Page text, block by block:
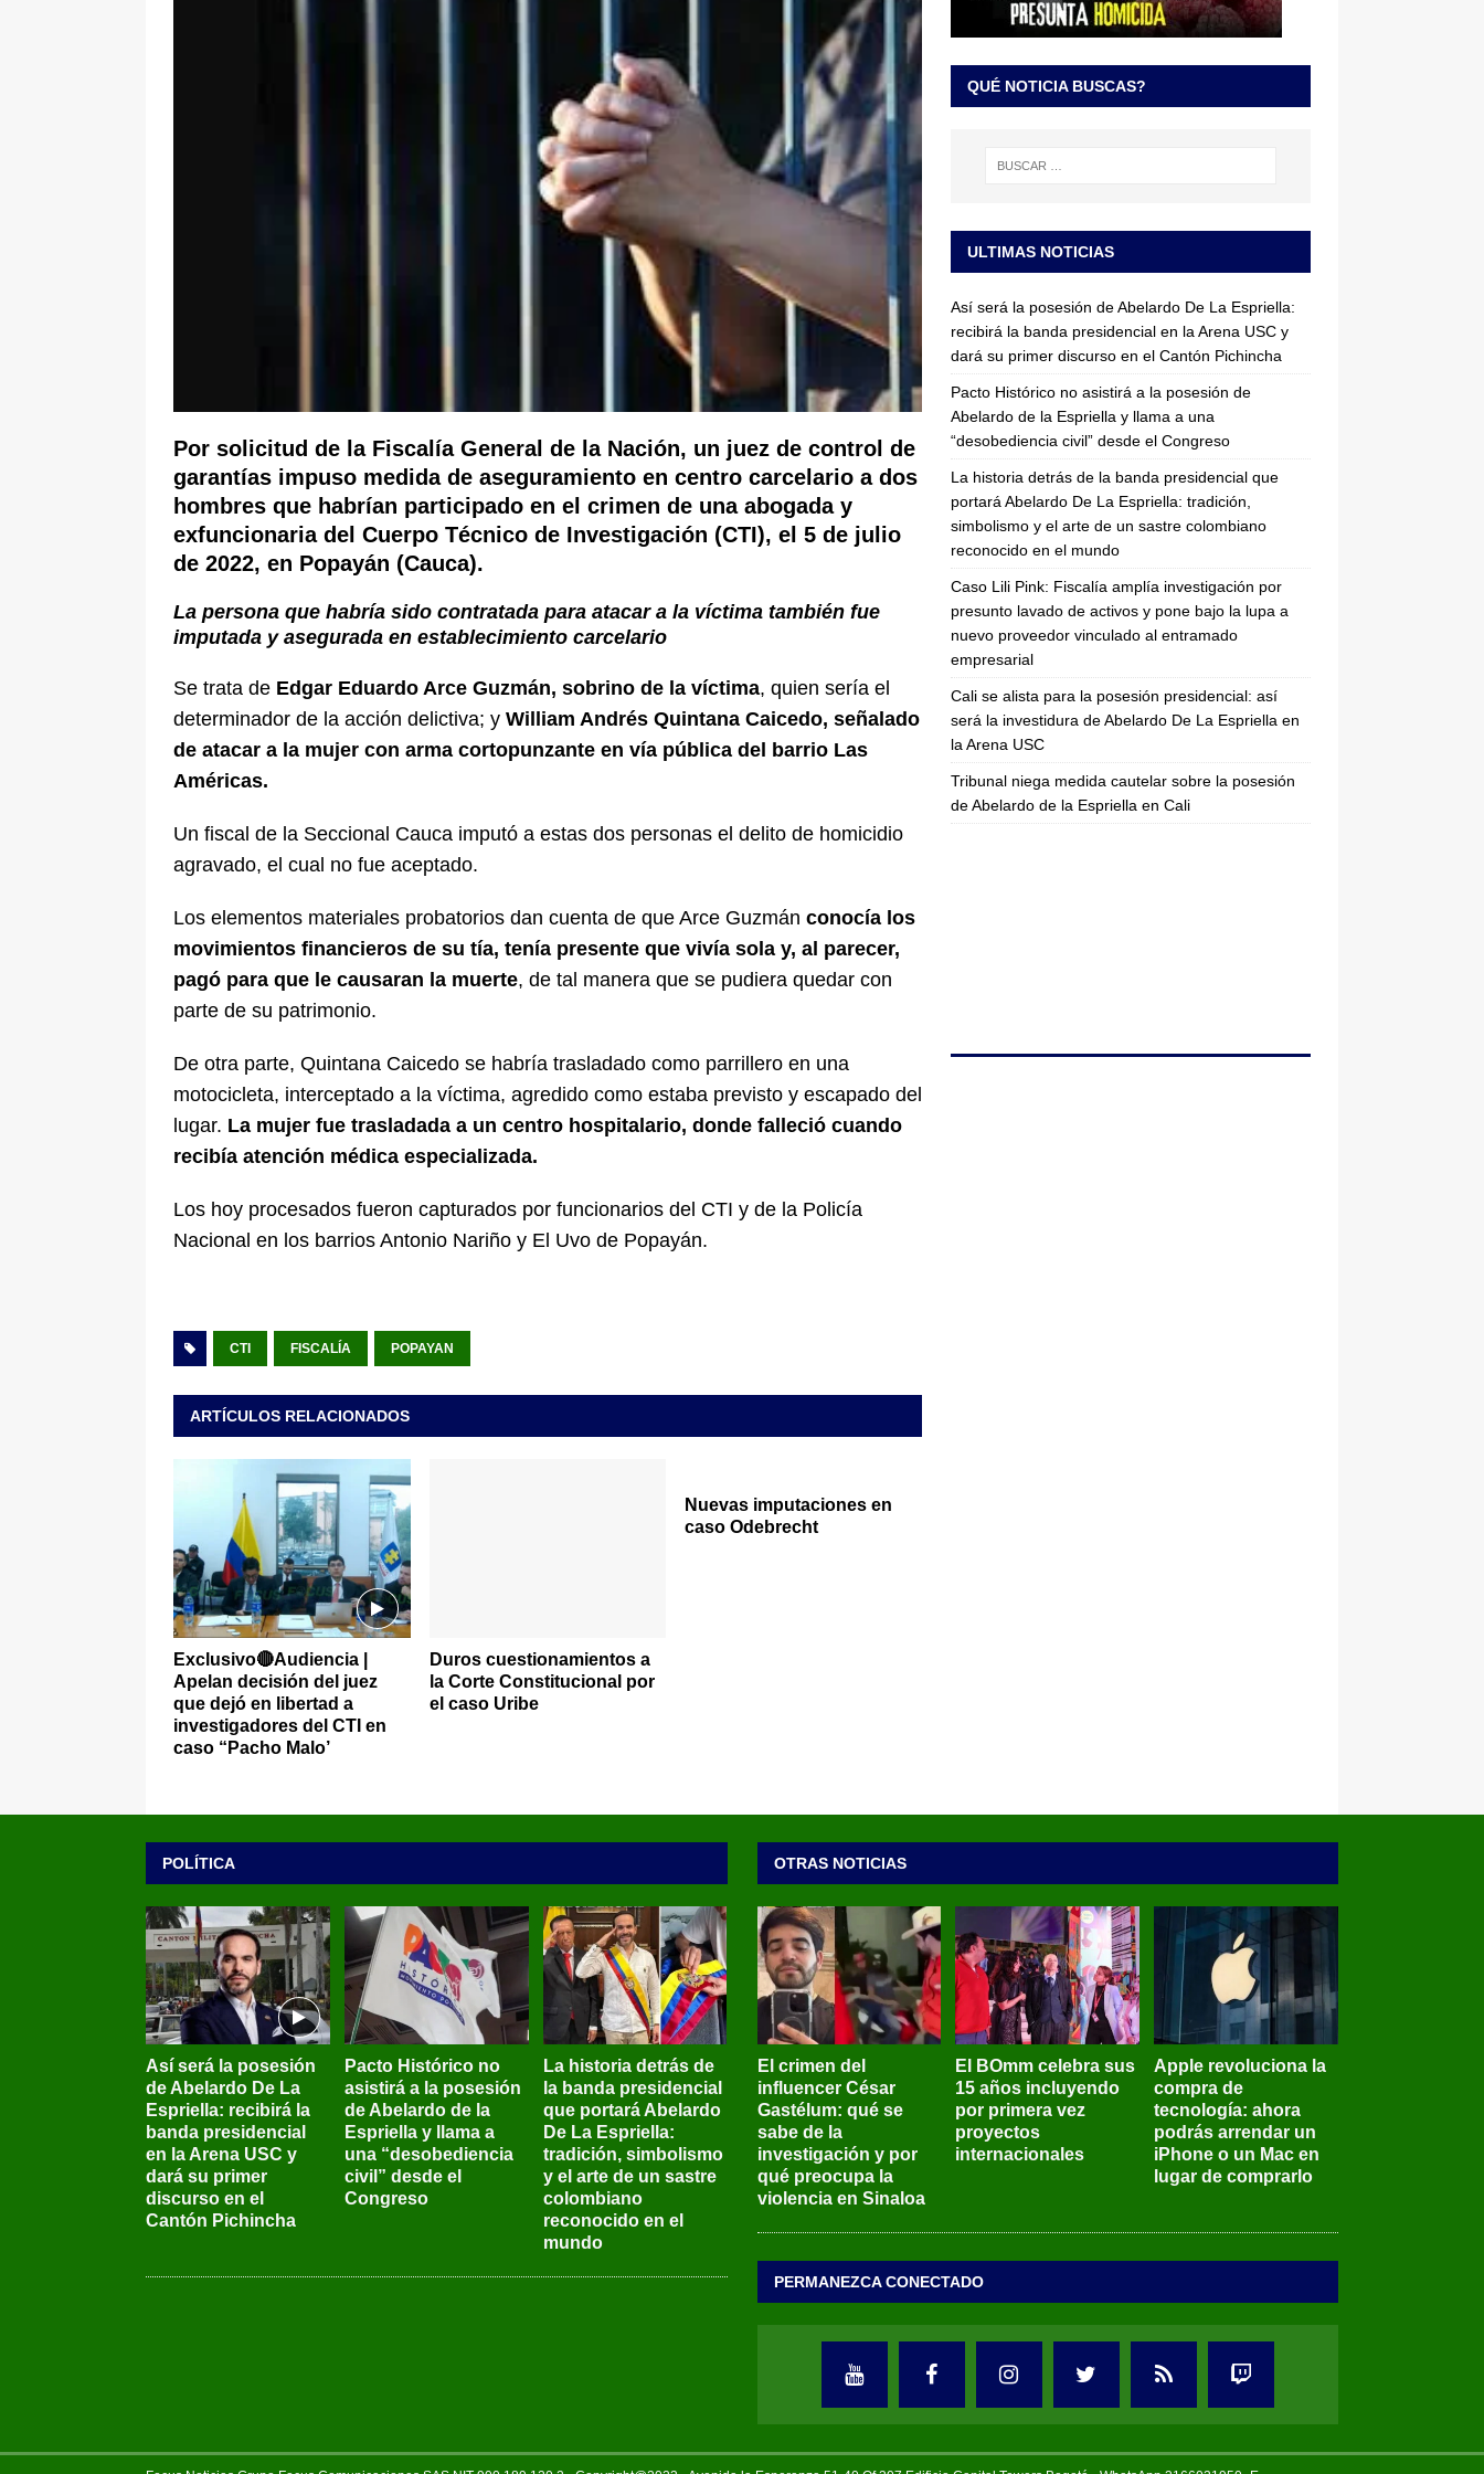
JUDICIALES
Cali se alista para la posesión presidencial: así será la investidura de Abelardo
LO ÚLTIMO
Por solicitud de la Fiscalía General de la Nación, un juez de control de
garantías impuso medida de aseguramiento en centro carcelario a dos
hombres que habrían participado en el crimen de una abogada y
exfuncionaria del Cuerpo Técnico de Investigación (CTI), el 5 de julio
de 2022, en Popayán (Cauca).
La persona que habría sido contratada para atacar a la víctima también fue
imputada y asegurada en establecimiento carcelario
Se trata de Edgar Eduardo Arce Guzmán, sobrino de la víctima, quien sería el
determinador de la acción delictiva; y William Andrés Quintana Caicedo, señalado
de atacar a la mujer con arma cortopunzante en vía pública del barrio Las
Américas.
Un fiscal de la Seccional Cauca imputó a estas dos personas el delito de homicidio
agravado, el cual no fue aceptado.
Los elementos materiales probatorios dan cuenta de que Arce Guzmán conocía los
movimientos financieros de su tía, tenía presente que vivía sola y, al parecer,
pagó para que le causaran la muerte, de tal manera que se pudiera quedar con
parte de su patrimonio.
De otra parte, Quintana Caicedo se habría trasladado como parrillero en una
motocicleta, interceptado a la víctima, agredido como estaba previsto y escapado del
lugar. La mujer fue trasladada a un centro hospitalario, donde falleció cuando
recibía atención médica especializada.
Los hoy procesados fueron capturados por funcionarios del CTI y de la Policía
Nacional en los barrios Antonio Nariño y El Uvo de Popayán.
CTI FISCALÍA POPAYAN
ARTÍCULOS RELACIONADOS
Exclusivo🔴Audiencia |
Apelan decisión del juez
que dejó en libertad a
investigadores del CTI en
caso “Pacho Malo’
Duros cuestionamientos a
la Corte Constitucional por
el caso Uribe
Nuevas imputaciones en
caso Odebrecht
QUÉ NOTICIA BUSCAS?
ULTIMAS NOTICIAS
Así será la posesión de Abelardo De La Espriella:
recibirá la banda presidencial en la Arena USC y
dará su primer discurso en el Cantón Pichincha
Pacto Histórico no asistirá a la posesión de
Abelardo de la Espriella y llama a una
“desobediencia civil” desde el Congreso
La historia detrás de la banda presidencial que
portará Abelardo De La Espriella: tradición,
simbolismo y el arte de un sastre colombiano
reconocido en el mundo
Caso Lili Pink: Fiscalía amplía investigación por
presunto lavado de activos y pone bajo la lupa a
nuevo proveedor vinculado al entramado
empresarial
Cali se alista para la posesión presidencial: así
será la investidura de Abelardo De La Espriella en
la Arena USC
Tribunal niega medida cautelar sobre la posesión
de Abelardo de la Espriella en Cali
POLÍTICA
Así será la posesión
de Abelardo De La
Espriella: recibirá la
banda presidencial
en la Arena USC y
dará su primer
discurso en el
Cantón Pichincha
Pacto Histórico no
asistirá a la posesión
de Abelardo de la
Espriella y llama a
una “desobediencia
civil” desde el
Congreso
La historia detrás de
la banda presidencial
que portará Abelardo
De La Espriella:
tradición, simbolismo
y el arte de un sastre
colombiano
reconocido en el
mundo
OTRAS NOTICIAS
El crimen del
influencer César
Gastélum: qué se
sabe de la
investigación y por
qué preocupa la
violencia en Sinaloa
El BOmm celebra sus
15 años incluyendo
por primera vez
proyectos
internacionales
Apple revoluciona la
compra de
tecnología: ahora
podrás arrendar un
iPhone o un Mac en
lugar de comprarlo
PERMANEZCA CONECTADO